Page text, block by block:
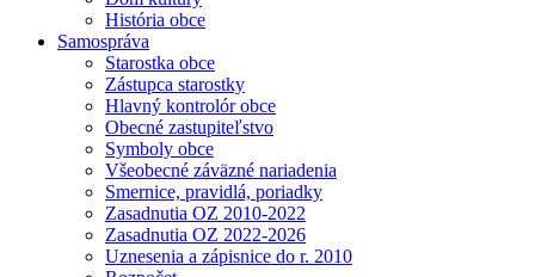
História obce
Samospráva
Starostka obce
Zástupca starostky
Hlavný kontrolór obce
Obecné zastupiteľstvo
Symboly obce
Všeobecné záväzné nariadenia
Smernice, pravidlá, poriadky
Zasadnutia OZ 2010-2022
Zasadnutia OZ 2022-2026
Uznesenia a zápisnice do r. 2010